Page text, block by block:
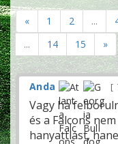
« 1 2 ...
...
14 15 »
Anda
Vagy ha
és a Falcons
hanyattlást,